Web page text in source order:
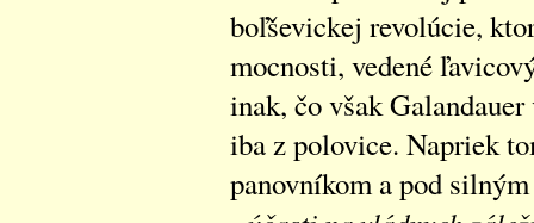
boľševickej revolúcie,
mocnosti, vedené
inak, čo však
iba z polovice. Napriek
panovníkom a pod